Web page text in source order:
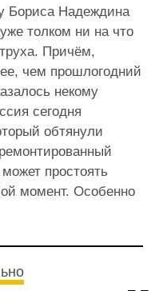
Бориса Надеждина
толком ни на что
Причём,
чем прошлогодний
некому
сегодня
обтянули
простоять
момент. Особенно